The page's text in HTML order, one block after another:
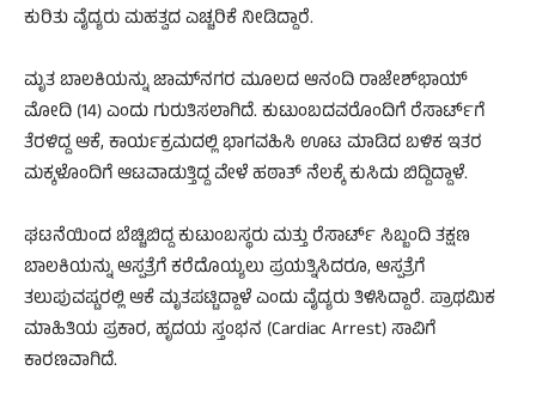
ಕುರಿತು ವೈದ್ಯರು ಮಹತ್ವದ ಎಚ್ಚರಿಕೆ ನೀಡಿದ್ದಾರೆ.
ಮೃತ ಬಾಲಕಿಯನ್ನು ಜಾಮ್‌ನಗರ ಮೂಲದ ಆನಂದಿ ರಾಜೇಶ್‌ಭಾಯ್
ಮೋದಿ (14) ಎಂದು ಗುರುತಿಸಲಾಗಿದೆ. ಕುಟುಂಬದವರೊಂದಿಗೆ ರೆಸಾರ್ಟ್‌ಗೆ
ತೆರಳಿದ್ದ ಆಕೆ, ಕಾರ್ಯಕ್ರಮದಲ್ಲಿ ಭಾಗವಹಿಸಿ ಊಟ ಮಾಡಿದ ಬಳಿಕ ಇತರ
ಮಕ್ಕಳೊಂದಿಗೆ ಆಟವಾಡುತ್ತಿದ್ದ ವೇಳೆ ಹಠಾತ್ ನೆಲಕ್ಕೆ ಕುಸಿದು ಬಿದ್ದಿದ್ದಾಳೆ.
ಘಟನೆಯಿಂದ ಬೆಚ್ಚಿಬಿದ್ದ ಕುಟುಂಬಸ್ಥರು ಮತ್ತು ರೆಸಾರ್ಟ್ ಸಿಬ್ಬಂದಿ ತಕ್ಷಣ
ಬಾಲಕಿಯನ್ನು ಆಸ್ಪತ್ರೆಗೆ ಕರೆದೊಯ್ಯಲು ಪ್ರಯತ್ನಿಸಿದರೂ, ಆಸ್ಪತ್ರೆಗೆ
ತಲುಪುವಷ್ಟರಲ್ಲಿ ಆಕೆ ಮೃತಪಟ್ಟಿದ್ದಾಳೆ ಎಂದು ವೈದ್ಯರು ತಿಳಿಸಿದ್ದಾರೆ. ಪ್ರಾಥಮಿಕ
ಮಾಹಿತಿಯ ಪ್ರಕಾರ, ಹೃದಯ ಸ್ತಂಭನ (Cardiac Arrest) ಸಾವಿಗೆ
ಕಾರಣವಾಗಿದೆ.